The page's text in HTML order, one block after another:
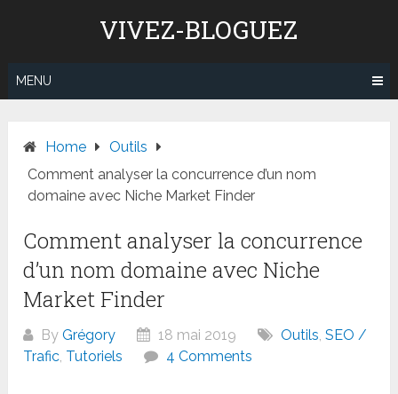
VIVEZ-BLOGUEZ
MENU
Home
Outils
Comment analyser la concurrence d’un nom
domaine avec Niche Market Finder
Comment analyser la concurrence
d’un nom domaine avec Niche
Market Finder
ByGrégory 18 mai 2019 Outils,SEO /
Trafic, Tutoriels 4 Comments